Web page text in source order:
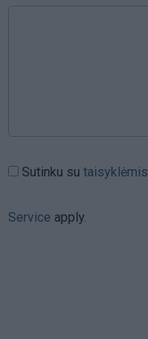
Sutinku su taisyklėmis
Service apply.